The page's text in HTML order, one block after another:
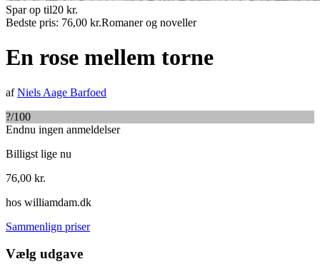
Spar op til20 kr.
Bedste pris: 76,00 kr.Romaner og noveller
En rose mellem torne
afNiels Aage Barfoed
?/100
Endnu ingen anmeldelser
Billigst lige nu
76,00 kr.
hos williamdam.dk
Sammenlign priser
Vælg udgave